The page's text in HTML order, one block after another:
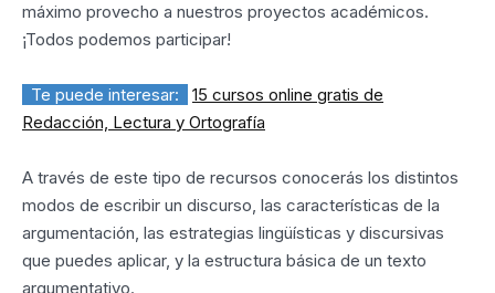
máximo provecho a nuestros proyectos académicos.
¡Todos podemos participar!
Te puede interesar:
15 cursos online gratis de
Redacción, Lectura y Ortografía
A través de este tipo de recursos conocerás los distintos
modos de escribir un discurso, las características de la
argumentación, las estrategias lingüísticas y discursivas
que puedes aplicar, y la estructura básica de un texto
argumentativo.